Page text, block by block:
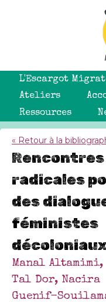
L'Escargot
Ateliers
Ressources
« Retour à la
Rencontres
radicales
des
féministes
Manal Altamimi,
Tal Dor, Nacira
Guenif-